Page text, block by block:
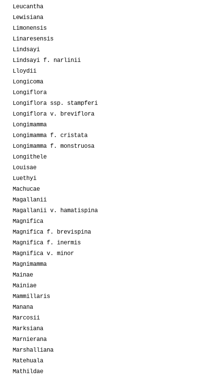
Leucantha
Lewisiana
Limonensis
Linaresensis
Lindsayi
Lindsayi f. narlinii
Lloydii
Longicoma
Longiflora
Longiflora ssp. stampferi
Longiflora v. breviflora
Longimamma
Longimamma f. cristata
Longimamma f. monstruosa
Longithele
Louisae
Luethyi
Machucae
Magallanii
Magallanii v. hamatispina
Magnifica
Magnifica f. brevispina
Magnifica f. inermis
Magnifica v. minor
Magnimamma
Mainae
Mainiae
Mammillaris
Manana
Marcosii
Marksiana
Marnierana
Marshalliana
Matehuala
Mathildae